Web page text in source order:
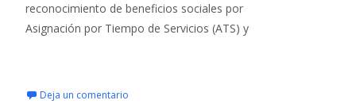
reconocimiento de beneficios sociales por
Asignación por Tiempo de Servicios (ATS) y
Deja un comentario